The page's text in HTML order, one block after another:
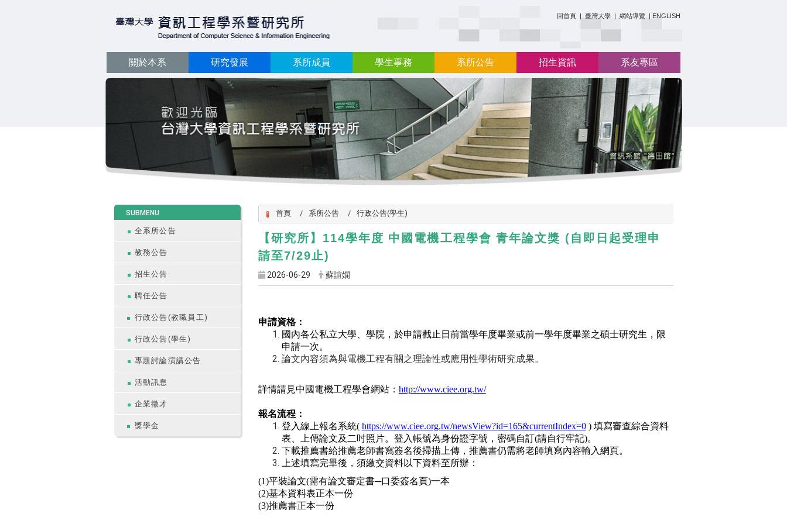
回首頁 | 臺灣大學 | 網站導覽 | ENGLISH
關於本系 研究發展 系所成員 學生事務 系所公告 招生資訊 系友專區
SUBMENU
全系所公告
教務公告
招生公告
聘任公告
行政公告(教職員工)
行政公告(學生)
專題討論演講公告
活動訊息
企業徵才
獎學金
首頁 系所公告 行政公告(學生)
【研究所】 114學年度 中國電機工程學會 青年論文獎 (自即日起受理申
請至7/29 止)
2026-06-29 蘇誼嫻
申請資格：
國內各公私立大學、學院，於申請截止日前當學年度畢業或前一學年度畢業之碩士研究生，限
申請一次。
論文內容須為與電機工程有關之理論性或應用性學術研究成果。
詳情請見中國電機工程學會網站： http://www.ciee.org.tw/
報名流程：
登入線上報名系統( https://www.ciee.org.tw/newsView?id=165&currentIndex=0) 填寫審查綜合資料
表、上傳論文及二吋照片。登入帳號為身份證字號，密碼自訂(請自行牢記)。
下載推薦書給推薦老師書寫簽名後掃描上傳，推薦書仍需將老師填寫內容輸入網頁。
上述填寫完畢後，須繳交資料以下資料至所辦：
(1)平裝論文(需有論文審定書─口委簽名頁)一本
(2)基本資料表正本一份
(3)推薦書正本一份